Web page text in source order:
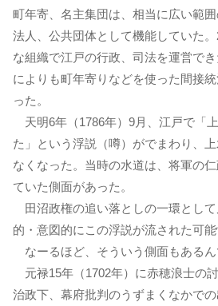
町年寄、名主集団は、相当に広い範
法人、公共団体として機能していた
な組織で江戸の行政、司法を運営で
によりも町年寄りなどを使った間接
った。
天明6年（1786年）9月、江戸で「
た」という浮説（噂）がでまわり、
なくなった。当時の水道は、将軍の
ていた側面があった。
田沼政権の追い落としの一環とし
的・意図的にこの浮説が流された可能
なーるほど、そういう側面もあるん
元禄15年（1702年）に赤穂浪士の
治政下、幕府批判のうずまくなかで